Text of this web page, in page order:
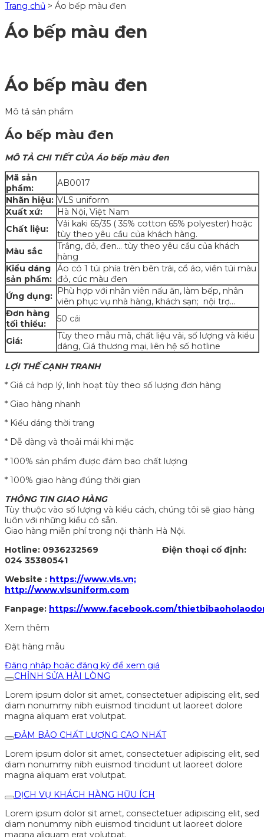
Trang chủ > Áo bếp màu đen
Áo bếp màu đen
Áo bếp màu đen
Mô tả sản phẩm
Áo bếp màu đen
MÔ TẢ CHI TIẾT CỦA Áo bếp màu đen
Mã sản
phẩm:
AB0017
Nhãn hiệu: VLS uniform
Xuất xứ:
Hà Nội, Việt Nam
Chất liệu:
Vải kaki 65/35 ( 35% cotton 65% polyester) hoặc
tùy theo yêu cầu của khách hàng.
Màu sắc
Trắng, đỏ, đen… tùy theo yêu cầu của khách
hàng
Kiểu dáng
sản phẩm:
Áo có 1 túi phía trên bên trái, cổ áo, viền túi màu
đỏ, cúc màu đen
Ứng dụng: Phù hợp với nhân viên nấu ăn, làm bếp, nhân
viên phục vụ nhà hàng, khách sạn; nội trợ…
Đơn hàng
tối thiểu:
50 cái
Giá:
Tùy theo mẫu mã, chất liệu vải, số lượng và kiểu
dáng, Giá thương mại, liên hệ số hotline
LỢI THẾ CẠNH TRANH
* Giá cả hợp lý, linh hoạt tùy theo số lượng đơn hàng
* Giao hàng nhanh
* Kiểu dáng thời trang
* Dễ dàng và thoải mái khi mặc
* 100% sản phẩm được đảm bao chất lượng
* 100% giao hàng đúng thời gian
THÔNG TIN GIAO HÀNG
Tùy thuộc vào số lượng và kiểu cách, chúng tôi sẽ giao hàng
luôn với những kiểu có sẵn.
Giao hàng miễn phí trong nội thành Hà Nội.
Hotline: 0936232569 Điện thoại cố định:
024 35380541
Website : https://www.vls.vn;
http://www.vlsuniform.com
Fanpage: https://www.facebook.com/
Xem thêm
Đặt hàng mẫu
Đăng nhập hoặc đăng ký để xem giá
CHỈNH SỬA HÀI LÒNG
Lorem ipsum dolor sit amet, consectetuer adipiscing elit, sed
diam nonummy nibh euismod tincidunt ut laoreet dolore
magna aliquam erat volutpat.
ĐẢM BẢO CHẤT LƯỢNG CAO NHẤT
Lorem ipsum dolor sit amet, consectetuer adipiscing elit, sed
diam nonummy nibh euismod tincidunt ut laoreet dolore
magna aliquam erat volutpat.
DỊCH VỤ KHÁCH HÀNG HỮU ÍCH
Lorem ipsum dolor sit amet, consectetuer adipiscing elit, sed
diam nonummy nibh euismod tincidunt ut laoreet dolore
magna aliquam erat volutpat.